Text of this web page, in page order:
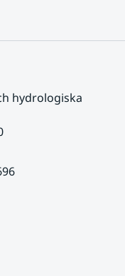
hydrologiska